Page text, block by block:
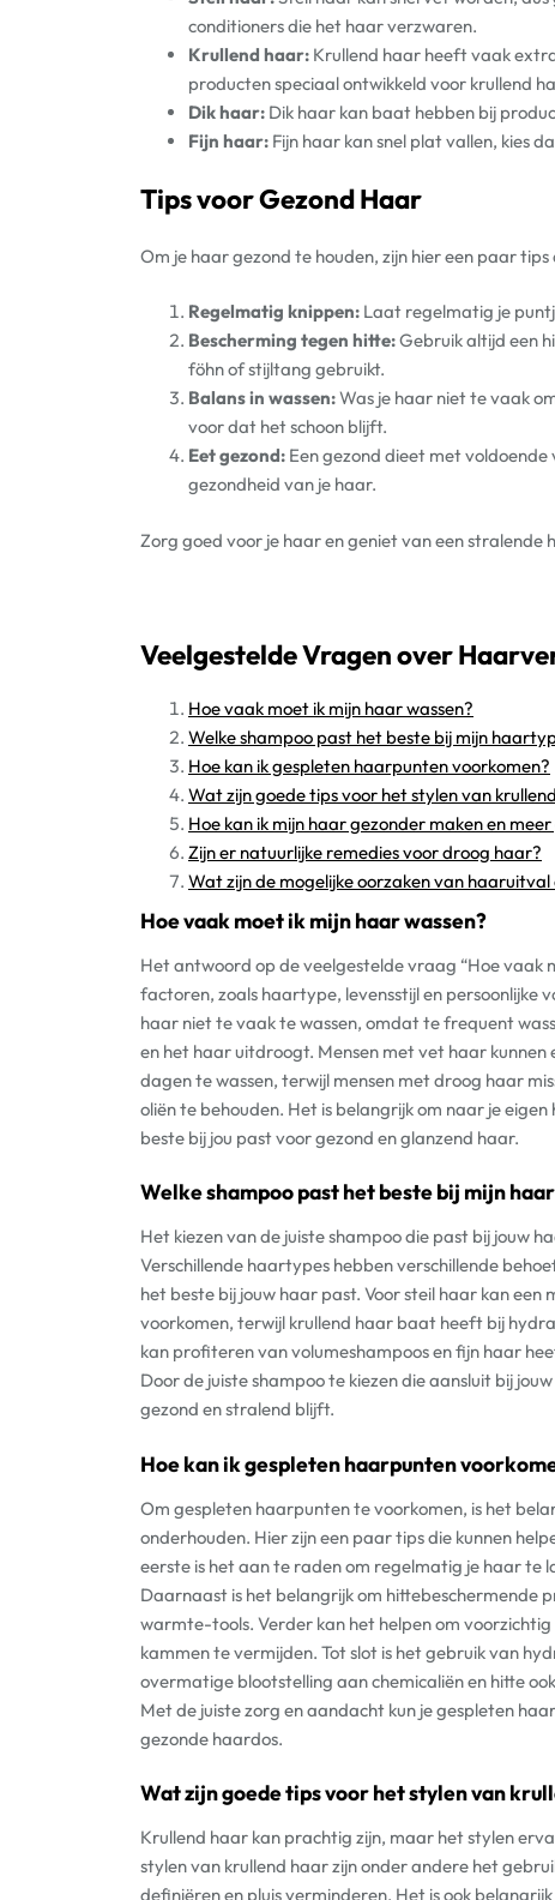
conditioners die het haar verzwaren.
Krullend haar: Krullend haar heeft vaak
producten speciaal ontwikkeld voor krullend
Dik haar: Dik haar kan baat hebben bij
Fijn haar: Fijn haar kan snel plat vallen, kies
Tips voor Gezond Haar
Om je haar gezond te houden, zijn hier een paar tips
Regelmatig knippen: Laat regelmatig je
Bescherming tegen hitte:Gebruik altijd een
föhn of stijltang gebruikt.
Balans in wassen:Was je haar niet te vaak
voor dat het schoon blijft.
Eet gezond: Een gezond dieet met
gezondheid van je haar.
Zorg goed voor je haar en geniet van een stralende
Veelgestelde Vragen over
Hoe vaak moet ik mijn haar wassen?
Welke shampoo past het beste bij mijn
Hoe kan ik gespleten haarpunten voorkomen?
Wat zijn goede tips voor het stylen van
Hoe kan ik mijn haar gezonder maken en
Zijn er natuurlijke remedies voor droog haar?
Wat zijn de mogelijke oorzaken van
Hoe vaak moet ik mijn haar wassen?
Het antwoord op de veelgestelde vraag “Hoe vaak
factoren, zoals haartype, levensstijl en persoonlijke
haar niet te vaak te wassen, omdat te frequent
en het haar uitdroogt. Mensen met vet haar
dagen te wassen, terwijl mensen met droog haar
oliën te behouden. Het is belangrijk om naar je
beste bij jou past voor gezond en glanzend haar.
Welke shampoo past het beste bij mijn
Het kiezen van de juiste shampoo die past bij jouw
Verschillende haartypes hebben verschillende
het beste bij jouw haar past. Voor steil haar kan een
voorkomen, terwijl krullend haar baat heeft bij
kan profiteren van volumeshampoos en fijn haar
Door de juiste shampoo te kiezen die aansluit bij
gezond en stralend blijft.
Hoe kan ik gespleten haarpunten
Om gespleten haarpunten te voorkomen, is het
onderhouden. Hier zijn een paar tips die kunnen
eerste is het aan te raden om regelmatig je haar te
Daarnaast is het belangrijk om hittebeschermende
warmte-tools. Verder kan het helpen om
kammen te vermijden. Tot slot is het gebruik van
overmatige blootstelling aan chemicaliën en hitte
Met de juiste zorg en aandacht kun je gespleten
gezonde haardos.
Wat zijn goede tips voor het stylen van
Krullend haar kan prachtig zijn, maar het stylen
stylen van krullend haar zijn onder andere het
definiëren en pluis verminderen. Het is ook